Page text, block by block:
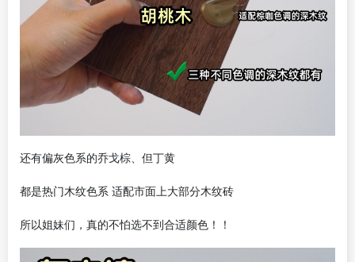
还有偏灰色系的乔戈棕、但丁黄
都是热门木纹色系 适配市面上大部分木纹砖
所以姐妹们，真的不怕选不到合适颜色！！